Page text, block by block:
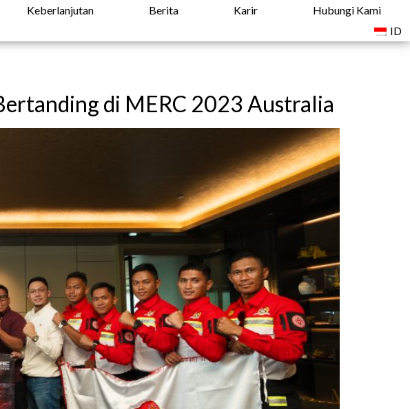
Keberlanjutan Berita Karir
Hubungi Kami
ID
di MERC 2023 Australia